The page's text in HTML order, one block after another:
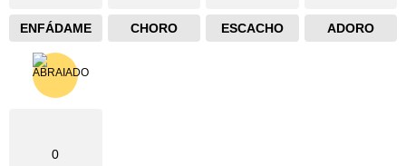
ENFÁDAME CHORO ESCACHO ADORO
0